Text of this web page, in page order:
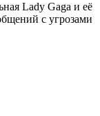
Lady Gaga и её
с угрозами